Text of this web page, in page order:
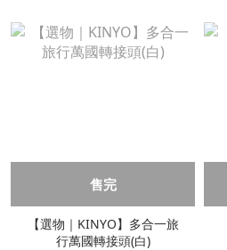
售完
【選物｜KINYO】多合一旅
行萬國轉接頭(白)